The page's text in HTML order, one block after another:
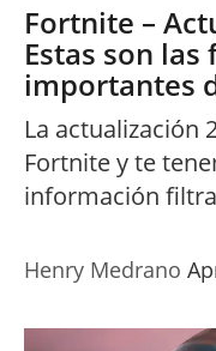
Fortnite –
Estas son
importantes
La actualización
Fortnite y te
información
Henry Medrano